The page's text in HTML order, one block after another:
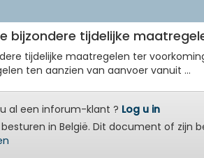
bijzondere tijdelijke
tijdelijke maatregelen ter
ten aanzien van aanvoer vanuit ...
al een inforum-klant ? Log u in
in België. Dit document of